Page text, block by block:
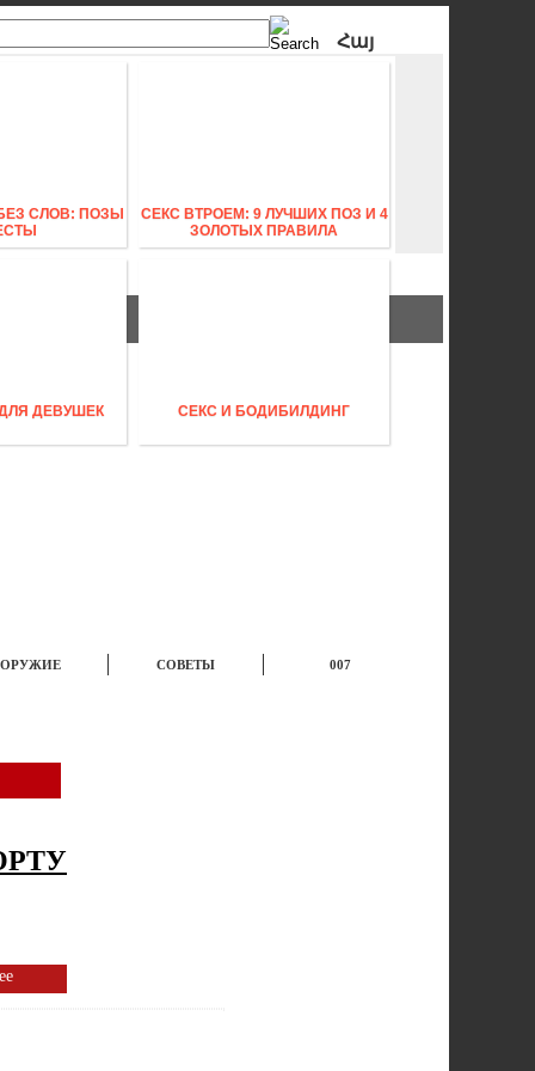
Հայ
СЛОВ: ПОЗЫ
СЕКС ВТРОЕМ: 9 ЛУЧШИХ ПОЗ И 4
ЗОЛОТЫХ ПРАВИЛА
ДЕВУШЕК СЕКС И БОДИБИЛДИНГ
ОРУЖИЕ СОВЕТЫ 007